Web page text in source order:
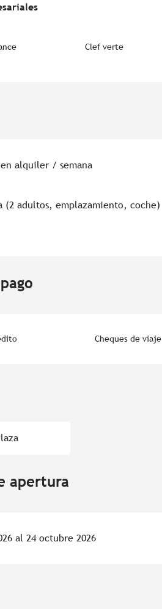
Clef verte
alquiler / semana
(2 adultos, emplazamiento, coche)
Cheques de viaje
apertura
al 24 octubre 2026